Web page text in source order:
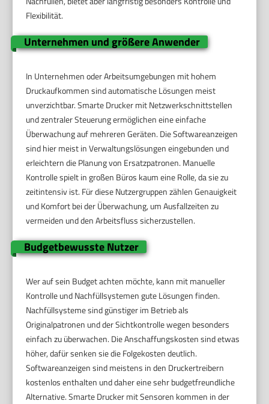
Flexibilität.
Unternehmen und größere Anwender
In Unternehmen oder Arbeitsumgebungen mit hohem
Druckaufkommen sind automatische Lösungen meist
unverzichtbar. Smarte Drucker mit Netzwerkschnittstellen
und zentraler Steuerung ermöglichen eine einfache
Überwachung auf mehreren Geräten. Die Softwareanzeigen
sind hier meist in Verwaltungslösungen eingebunden und
erleichtern die Planung von Ersatzpatronen. Manuelle
Kontrolle spielt in großen Büros kaum eine Rolle, da sie zu
zeitintensiv ist. Für diese Nutzergruppen zählen Genauigkeit
und Komfort bei der Überwachung, um Ausfallzeiten zu
vermeiden und den Arbeitsfluss sicherzustellen.
Budgetbewusste Nutzer
Wer auf sein Budget achten möchte, kann mit manueller
Kontrolle und Nachfüllsystemen gute Lösungen finden.
Nachfüllsysteme sind günstiger im Betrieb als
Originalpatronen und der Sichtkontrolle wegen besonders
einfach zu überwachen. Die Anschaffungskosten sind etwas
höher, dafür senken sie die Folgekosten deutlich.
Softwareanzeigen sind meistens in den Druckertreibern
kostenlos enthalten und daher eine sehr budgetfreundliche
Alternative. Smarte Drucker mit Sensoren kommen in der